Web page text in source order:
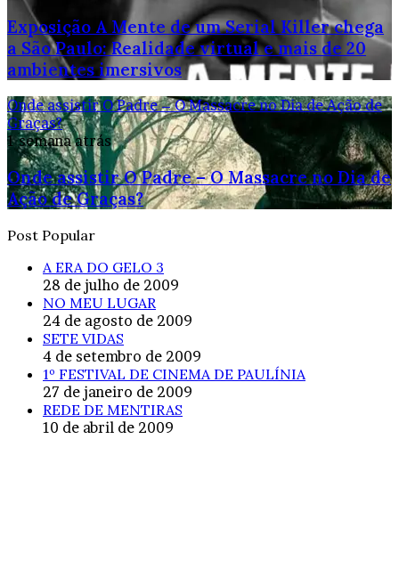
Exposição A Mente de um Serial Killer chega
a São Paulo: Realidade virtual e mais de 20
ambientes imersivos
Onde assistir O Padre – O Massacre no Dia de Ação de
Graças?
1 semana atrás
Onde assistir O Padre – O Massacre no Dia de
Ação de Graças?
Post Popular
A ERA DO GELO 3
28 de julho de 2009
NO MEU LUGAR
24 de agosto de 2009
SETE VIDAS
4 de setembro de 2009
1º FESTIVAL DE CINEMA DE PAULÍNIA
27 de janeiro de 2009
REDE DE MENTIRAS
10 de abril de 2009